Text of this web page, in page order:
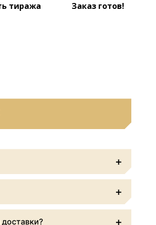
тиража Заказ готов!
+
+
+